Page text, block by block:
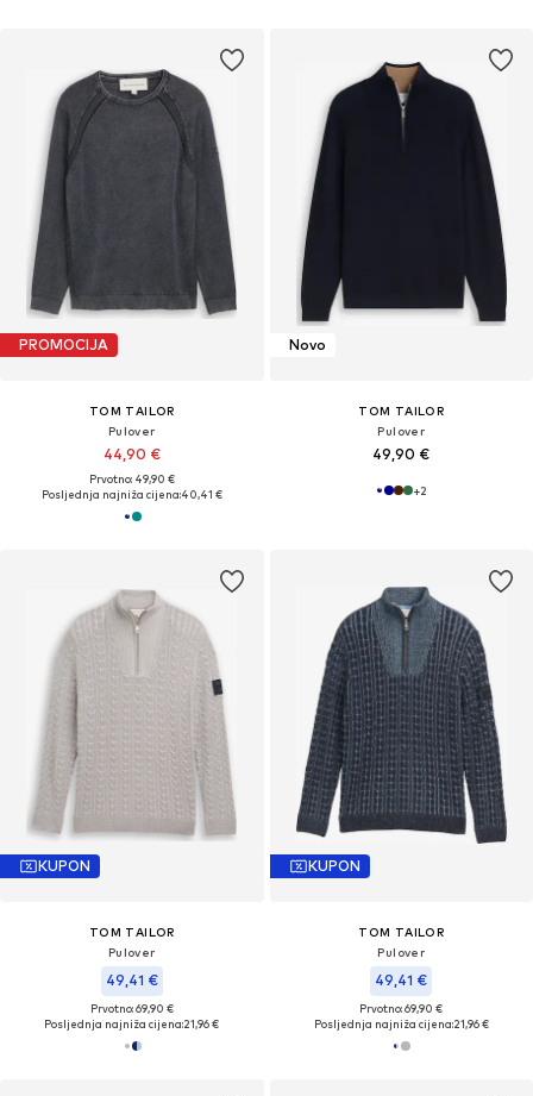
PROMOCIJA
TOM TAILOR
Pulover
44,90 €
Prvotno: 49,90 €
Posljednja najniža cijena:40,41 €
Novo
TOM TAILOR
Pulover
49,90 €
+2
KUPON
TOM TAILOR
Pulover
49,41 €
Prvotno: 69,90 €
Posljednja najniža cijena:21,96 €
KUPON
TOM TAILOR
Pulover
49,41 €
Prvotno: 69,90 €
Posljednja najniža cijena:21,96 €